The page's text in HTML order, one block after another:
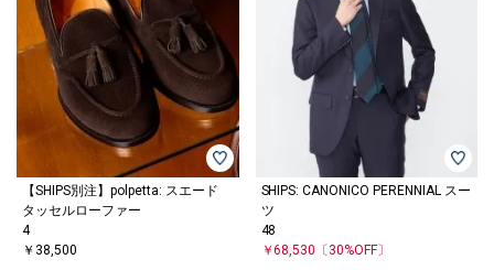
【SHIPS別注】polpetta: スエード
タッセルローファー
4
￥38,500
SHIPS: CANONICO PERENNIAL スー
ツ
48
￥68,530 〔30%OFF〕